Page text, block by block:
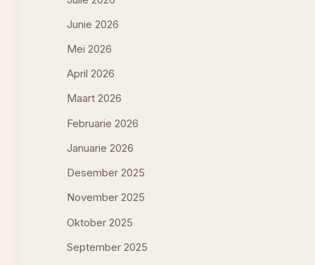
Junie 2026
Mei 2026
April 2026
Maart 2026
Februarie 2026
Januarie 2026
Desember 2025
November 2025
Oktober 2025
September 2025